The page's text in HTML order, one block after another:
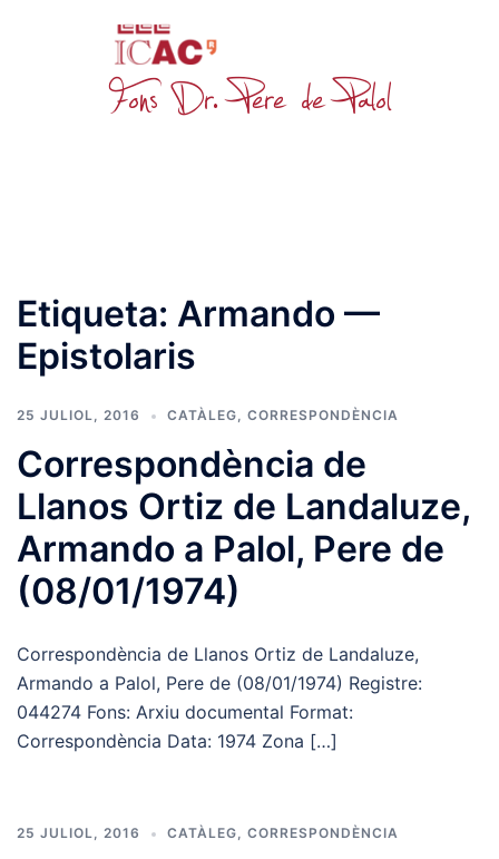
Etiqueta: Armando —
Epistolaris
25 JULIOL, 2016 CATÀLEG, CORRESPONDÈNCIA
Correspondència de
Llanos Ortiz de Landaluze,
Armando a Palol, Pere de
(08/01/1974)
Correspondència de Llanos Ortiz de Landaluze,
Armando a Palol, Pere de (08/01/1974) Registre:
044274 Fons: Arxiu documental Format:
Correspondència Data: 1974 Zona […]
25 JULIOL, 2016 CATÀLEG, CORRESPONDÈNCIA